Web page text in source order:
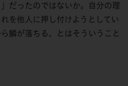
だったのではないか。自分の理
を他人に押し付けようとしてい
鱗が落ちる、とはそういうこと